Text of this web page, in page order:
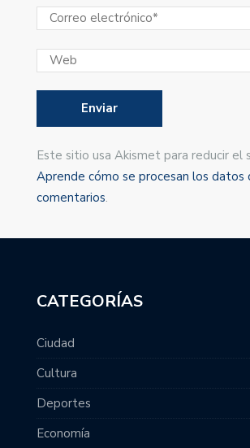
Este sitio usa Akismet para reducir el
Aprende cómo se procesan los datos
comentarios.
CATEGORÍAS
Ciudad
Cultura
Deportes
Economía